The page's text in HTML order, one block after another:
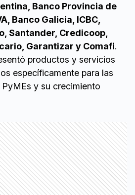
Banco Provincia de
Banco Galicia, ICBC,
Santander, Credicoop,
Garantizar y Comafi.
productos y servicios
específicamente para las
y su crecimiento